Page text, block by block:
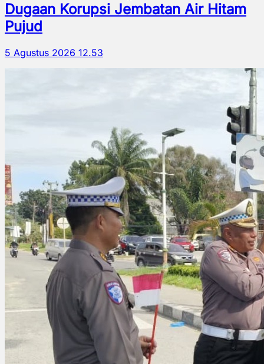
Dugaan Korupsi Jembatan Air Hitam
Pujud
5 Agustus 2026 12.53